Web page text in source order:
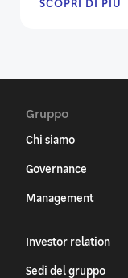
Gruppo
Chi siamo
Governance
Management
Investor relation
Sedi del gruppo